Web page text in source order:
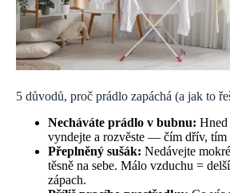
5 důvodů, proč prádlo zapáchá (a jak to
Necháváte prádlo v bubnu: Hned
vyndejte a rozvěste — čím dřív, tím
Přeplněný sušák: Nedávejte
těsně na sebe. Málo vzduchu =
zápach.